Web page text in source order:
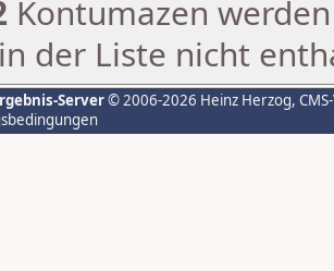
Kontumazen
der Liste nicht
Server© 2006-2026 Heinz Herzog,